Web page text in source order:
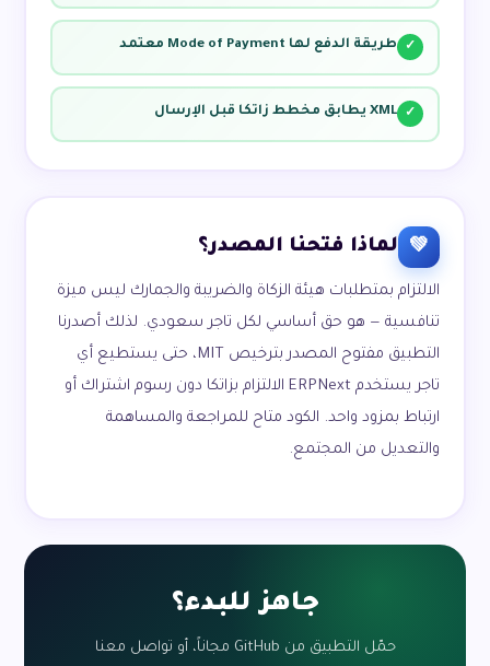
✓ طريقة الدفع لها Mode of Payment معتمد
✓ XML يطابق مخطط زاتكا قبل الإرسال
💚 لماذا فتحنا المصدر؟
الالتزام بمتطلبات هيئة الزكاة والضريبة والجمارك ليس ميزة
تنافسية — هو حق أساسي لكل تاجر سعودي. لذلك أصدرنا
التطبيق مفتوح المصدر بترخيص MIT، حتى يستطيع أي
تاجر يستخدم ERPNext الالتزام بزاتكا دون رسوم اشتراك أو
ارتباط بمزود واحد. الكود متاح للمراجعة والمساهمة
والتعديل من المجتمع.
جاهز للبدء؟
حمّل التطبيق من GitHub مجاناً، أو تواصل معنا